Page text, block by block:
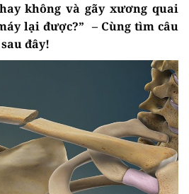
không và gãy xương quai
lại được?” – Cùng tìm câu
đây!